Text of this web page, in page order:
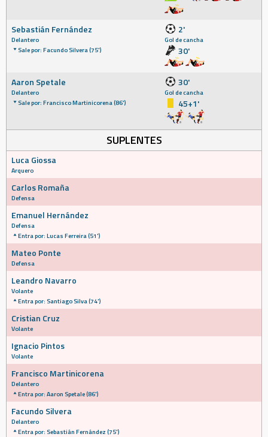
Sebastián Fernández
Delantero
Sale por: Facundo Silvera (75')
2'
Gol de cancha
30'
Aaron Spetale
Delantero
Sale por: Francisco Martinicorena (86')
30'
Gol de cancha
45+1'
SUPLENTES
Luca Giossa
Arquero
Carlos Romaña
Defensa
Emanuel Hernández
Defensa
Entra por: Lucas Ferreira (51')
Mateo Ponte
Defensa
Leandro Navarro
Volante
Entra por: Santiago Silva (74')
Cristian Cruz
Volante
Ignacio Pintos
Volante
Francisco Martinicorena
Delantero
Entra por: Aaron Spetale (86')
Facundo Silvera
Delantero
Entra por: Sebastián Fernández (75')